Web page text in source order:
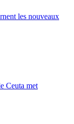
les nouveaux
Ceuta met